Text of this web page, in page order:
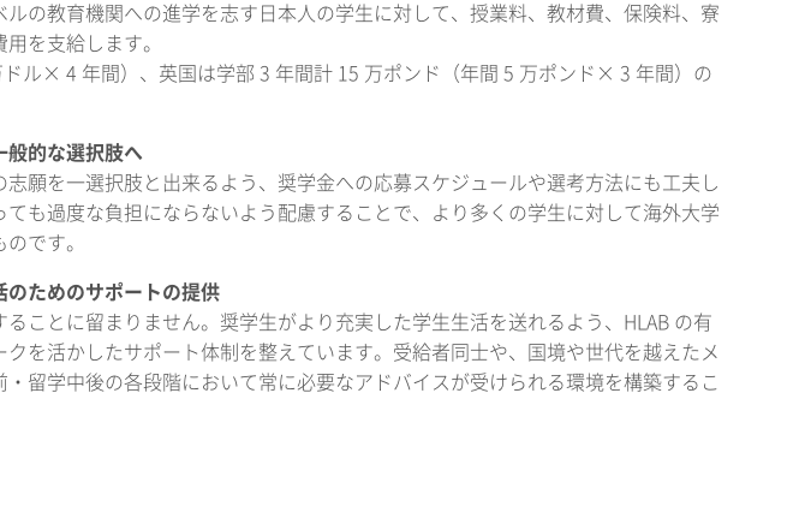
の教育機関への進学を志す日本人の学生に対して、授業料、教材費、保険料、寮
を支給します。
ル× 4 年間）、英国は学部 3 年間計 15 万ポンド（年間 5 万ポンド× 3 年間）の
般的な選択肢へ
願を一選択肢と出来るよう、奨学金への応募スケジュールや選考方法にも工夫し
も過度な負担にならないよう配慮することで、より多くの学生に対して海外大学
です。
のためのサポートの提供
ことに留まりません。奨学生がより充実した学生生活を送れるよう、HLAB の有
を活かしたサポート体制を整えています。受給者同士や、国境や世代を越えたメ
留学中後の各段階において常に必要なアドバイスが受けられる環境を構築するこ